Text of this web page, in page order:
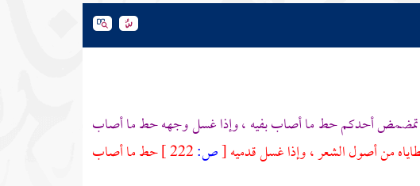
تمضمض أحدكم حط ما أصاب بفيه ، وإذا غسل وجهه حط ما أصاب
من أصول الشعر ، وإذا غسل قدميه[ص:
حط ما أصاب